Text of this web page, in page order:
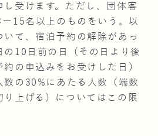
し受けます。ただし、団体客
ー15名以上のものをいう。以
いて、宿泊予約の解除があっ
の10日前の日（その日より後
の申込みをお受けした日）
数の30%にあたる人数（端数
り上げる）についてはこの限